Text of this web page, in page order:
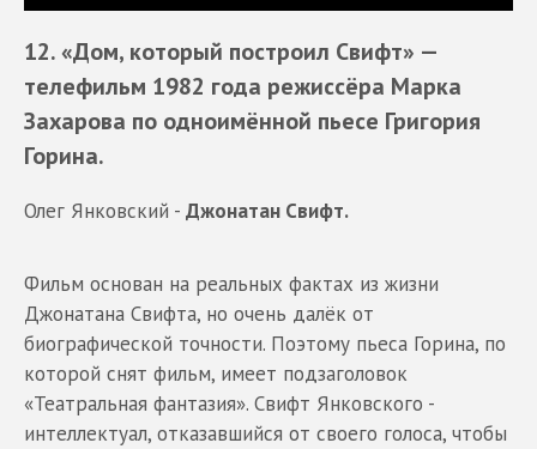
12. «Дом, который построил Свифт» —
телефильм 1982 года режиссёра Марка
Захарова по одноимённой пьесе Григория
Горина.
Олег Янковский - Джонатан Свифт.
Фильм основан на реальных фактах из жизни
Джонатана Свифта, но очень далёк от
биографической точности. Поэтому пьеса Горина, по
которой снят фильм, имеет подзаголовок
«Театральная фантазия». Свифт Янковского -
интеллектуал, отказавшийся от своего голоса, чтобы